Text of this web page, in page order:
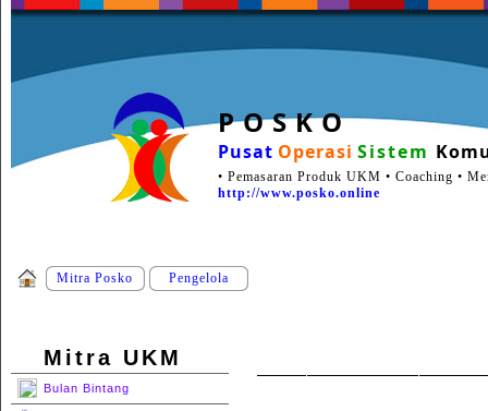
P O S K O
Pusat Operasi Sistem
• Pemasaran Produk UKM • Coaching •
http://www.posko.online
Mitra Posko Pengelola
Mitra UKM
Bulan Bintang